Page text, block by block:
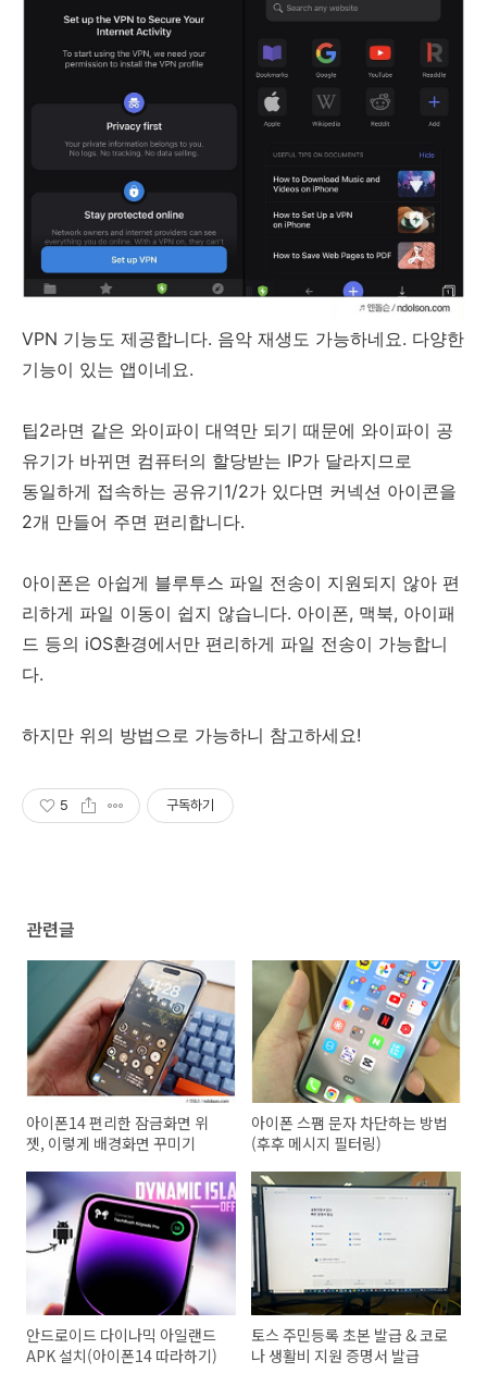
VPN 기능도 제공합니다. 음악 재생도 가능하네요. 다양한
기능이 있는 앱이네요.
팁2라면 같은 와이파이 대역만 되기 때문에 와이파이 공
유기가 바뀌면 컴퓨터의 할당받는 IP가 달라지므로
동일하게 접속하는 공유기1/2가 있다면 커넥션 아이콘을
2개 만들어 주면 편리합니다.
아이폰은 아쉽게 블루투스 파일 전송이 지원되지 않아 편
리하게 파일 이동이 쉽지 않습니다. 아이폰, 맥북, 아이패
드 등의 iOS환경에서만 편리하게 파일 전송이 가능합니
다.
하지만 위의 방법으로 가능하니 참고하세요!
5 구독하기
관련글
아이폰14 편리한 잠금화면 위
젯, 이렇게 배경화면 꾸미기
아이폰 스팸 문자 차단하는 방법
(후후 메시지 필터링)
안드로이드 다이나믹 아일랜드
APK 설치(아이폰14 따라하기)
토스 주민등록 초본 발급 & 코로
나 생활비 지원 증명서 발급